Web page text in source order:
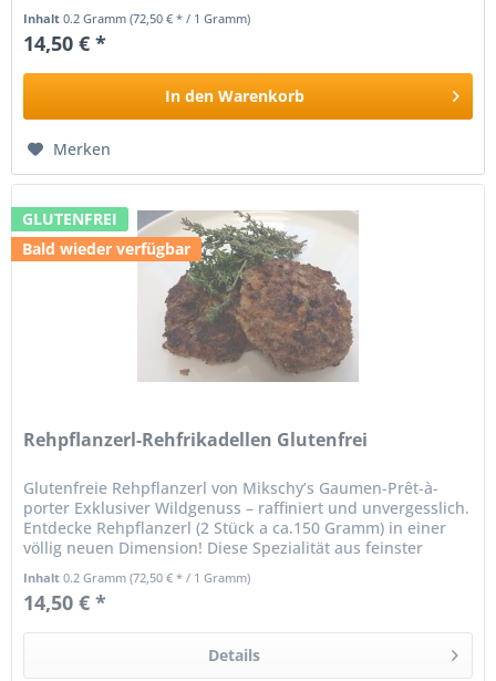
Inhalt0.2 Gramm(72,50 € * / 1 Gramm)
14,50 € *
In den Warenkorb
Merken
GLUTENFREI
Bald wieder verfügbar
Rehpflanzerl-Rehfrikadellen Glutenfrei
Glutenfreie Rehpflanzerl von Mikschy’s Gaumen-Prêt-à-
porter Exklusiver Wildgenuss – raffiniert und unvergesslich.
Entdecke Rehpflanzerl (2 Stück a ca.150 Gramm) in einer
völlig neuen Dimension! Diese Spezialität aus feinster
Inhalt0.2 Gramm(72,50 € * / 1 Gramm)
14,50 € *
Details